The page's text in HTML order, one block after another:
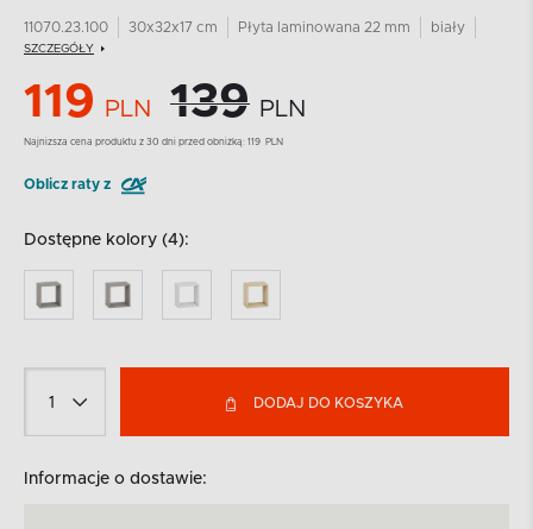
11070.23.100 30x32x17 cm Płyta laminowana 22 mm biały
SZCZEGÓŁY
119 PLN 139 PLN
Najnizsza cena produktu z 30 dni przed obniżką: 119 PLN
Oblicz raty z
Dostępne kolory (4):
DODAJ DO KOSZYKA
Informacje o dostawie: